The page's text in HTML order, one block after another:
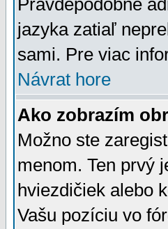
Pravdepodobne
jazyka zatiaľ
sami. Pre viac
Návrat hore
Ako zobrazím
Možno ste
menom. Ten prvý
hviezdičiek alebo
Vašu pozíciu vo